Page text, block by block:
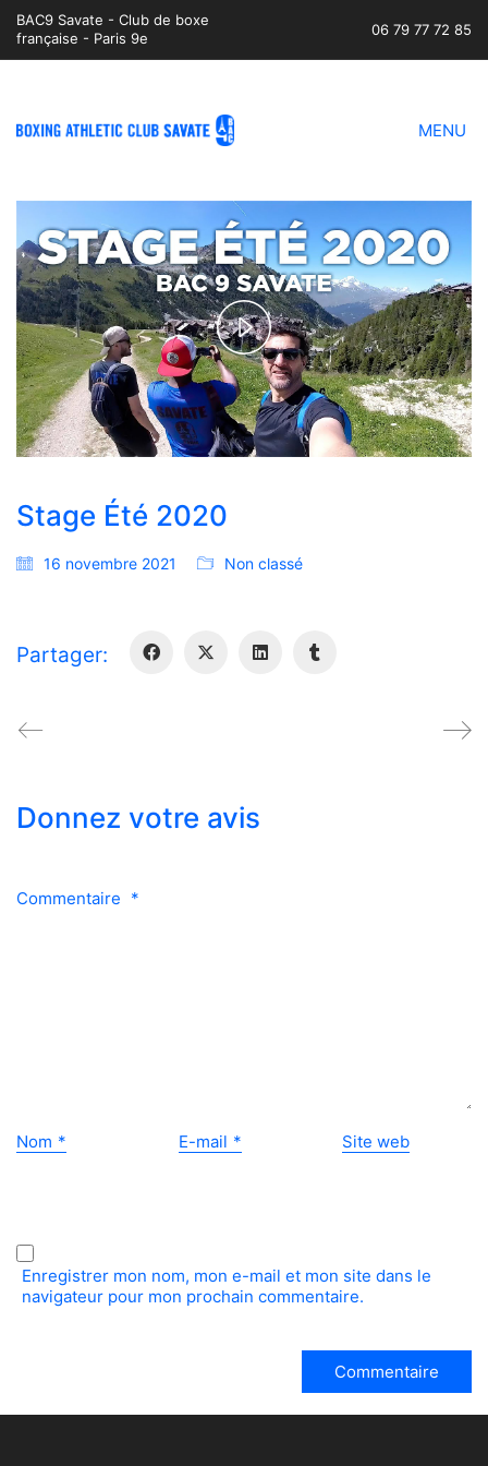
BAC9 Savate - Club de boxe
française - Paris 9e
06 79 77 72 85
MENU
Play
Video
Stage Été 2020
16 novembre 2021 Non classé
Partager:
Donnez votre avis
Commentaire *
Nom * E-mail * Site web
Enregistrer mon nom, mon e-mail et mon site dans le
navigateur pour mon prochain commentaire.